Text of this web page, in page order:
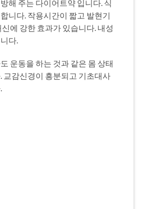
해 주는 다이어트약 입니다. 식
니다. 작용시간이 짧고 발현기
에 강한 효과가 있습니다. 내성
다.
운동을 하는 것과 같은 몸 상태
교감신경이 흥분되고 기초대사